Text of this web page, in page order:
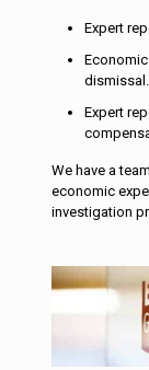
Expert
dismissal.
Expert
We have a
economic
investigation